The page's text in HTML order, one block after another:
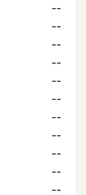
--
--
--
--
--
--
--
--
--
--
--